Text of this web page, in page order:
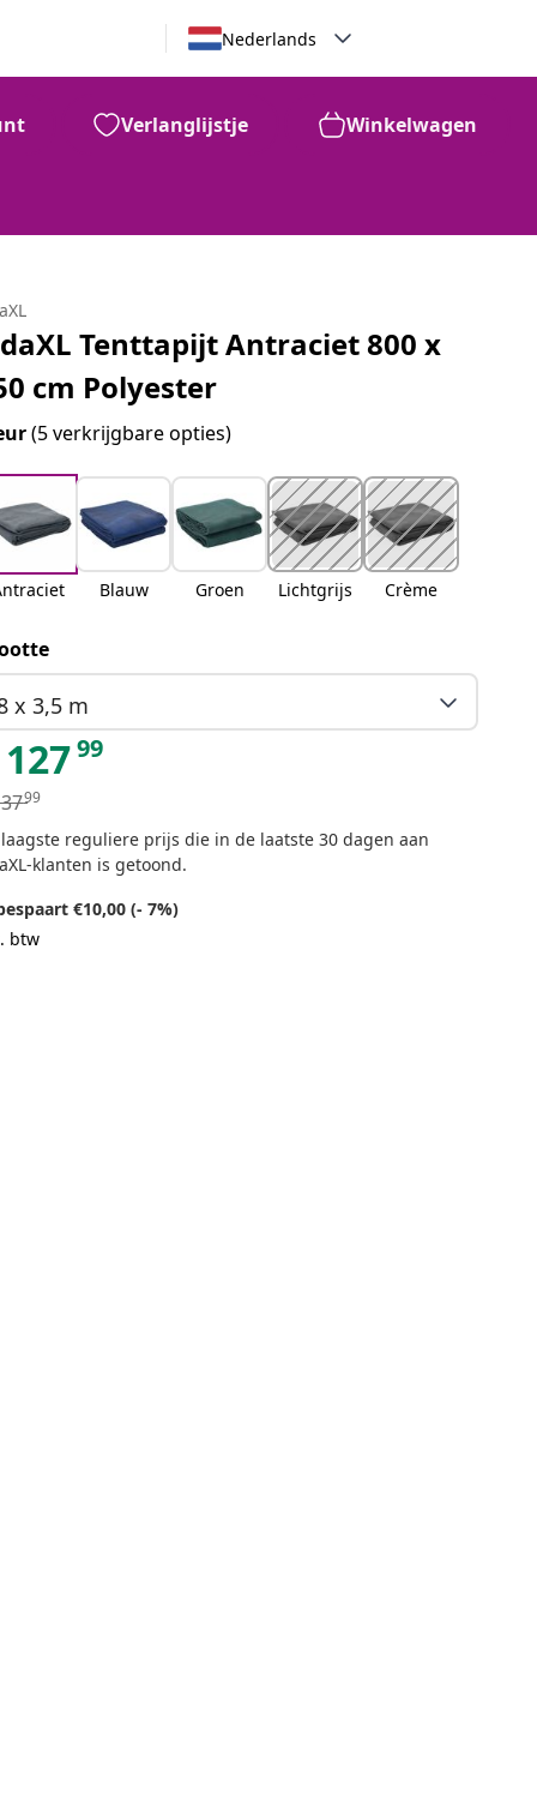
Nederlands
Verlanglijstje Winkelwagen
Tenttapijt Antraciet 800 x
cm Polyester
(5 verkrijgbare opties)
Blauw Groen Lichtgrijs Crème
x 3,5 m
12799
99
laagste reguliere prijs die in de laatste 30 dagen aan
klanten is getoond.
€10,00 (- 7%)
btw